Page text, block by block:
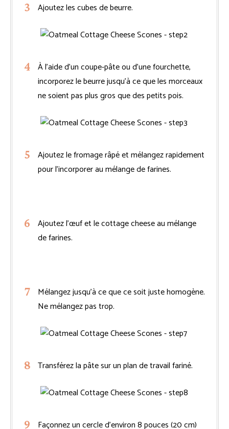
Ajoutez les cubes de beurre.
À l’aide d’un coupe-pâte ou d’une fourchette,
incorporez le beurre jusqu’à ce que les morceaux
ne soient pas plus gros que des petits pois.
Ajoutez le fromage râpé et mélangez rapidement
pour l’incorporer au mélange de farines.
Ajoutez l’œuf et le cottage cheese au mélange
de farines.
Mélangez jusqu’à ce que ce soit juste homogène.
Ne mélangez pas trop.
Transférez la pâte sur un plan de travail fariné.
Façonnez un cercle d’environ 8 pouces (20 cm)